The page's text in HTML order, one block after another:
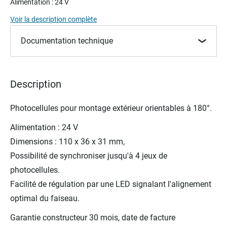
of
the
images
Alimentation : 24 V
Voir la description complète
Documentation technique
Description
Photocellules pour montage extérieur orientables à 180°.
Alimentation : 24 V
Dimensions : 110 x 36 x 31 mm,
Possibilité de synchroniser jusqu'à 4 jeux de
photocellules.
Facilité de régulation par une LED signalant l'alignement
optimal du faiseau.
Garantie constructeur 30 mois, date de facture